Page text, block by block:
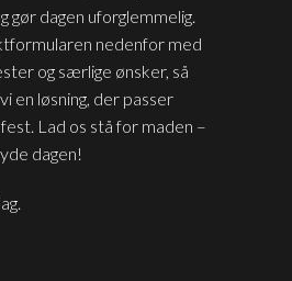
gør dagen uforglemmelig.
nedenfor med
og særlige ønsker, så
en løsning, der passer
Lad os stå for maden –
dagen!